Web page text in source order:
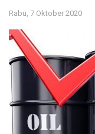
Rabu, 7 Oktober 2020